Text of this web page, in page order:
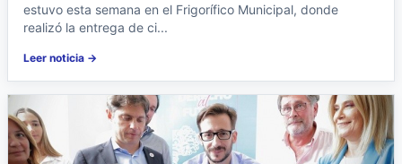
estuvo esta semana en el Frigorífico Municipal, donde
realizó la entrega de ci...
Leer noticia →